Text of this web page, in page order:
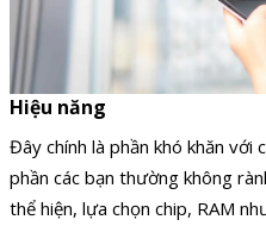
Hiệu năng
Đây chính là phần khó khăn với
phần các bạn thường không
thể hiện, lựa chọn chip, RAM